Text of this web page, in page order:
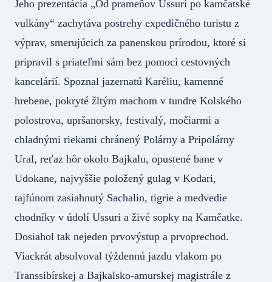
Jeho prezentácia „Od prameňov Ussuri po kamčatské
vulkány“ zachytáva postrehy expedičného turistu z
výprav, smerujúcich za panenskou prírodou, ktoré si
pripravil s priateľmi sám bez pomoci cestovných
kancelárií. Spoznal jazernatú Karéliu, kamenné
hrebene, pokryté žltým machom v tundre Kolského
polostrova, upršanorsky, festivalý, močiarmi a
chladnými riekami chránený Polárny a Pripolárny
Ural, reťaz hôr okolo Bajkalu, opustené bane v
Udokane, najvyššie položený gulag v Kodari,
tajfúnom zasiahnutý Sachalin, tigrie a medvedie
chodníky v údolí Ussuri a živé sopky na Kamčatke.
Dosiahol tak nejeden prvovýstup a prvoprechod.
Viackrát absolvoval týždennú jazdu vlakom po
Transsibírskej a Bajkalsko-amurskej magistrále z